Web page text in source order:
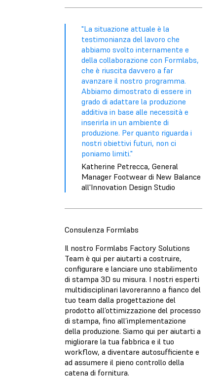
"La situazione attuale è la
testimonianza del lavoro che
abbiamo svolto internamente e
della collaborazione con Formlabs,
che è riuscita davvero a far
avanzare il nostro programma.
Abbiamo dimostrato di essere in
grado di adattare la produzione
additiva in base alle necessità e
inserirla in un ambiente di
produzione. Per quanto riguarda i
nostri obiettivi futuri, non ci
poniamo limiti."
Katherine Petrecca, General
Manager Footwear di New Balance
all'Innovation Design Studio
Consulenza Formlabs
Il nostro Formlabs Factory Solutions
Team è qui per aiutarti a costruire,
configurare e lanciare uno stabilimento
di stampa 3D su misura. I nostri esperti
multidisciplinari lavoreranno a fianco del
tuo team dalla progettazione del
prodotto all’ottimizzazione del processo
di stampa, fino all’implementazione
della produzione. Siamo qui per aiutarti a
migliorare la tua fabbrica e il tuo
workflow, a diventare autosufficiente e
ad assumere il pieno controllo della
catena di fornitura.